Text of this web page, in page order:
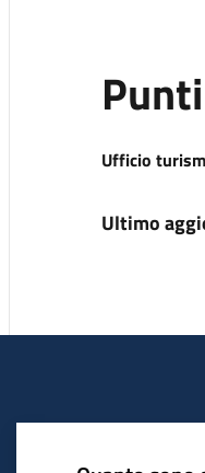
Ufficio
Ultimo